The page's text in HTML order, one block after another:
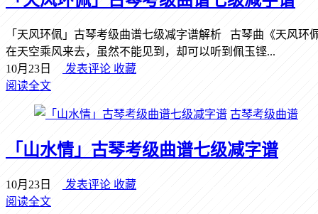
「天风环佩」古琴考级曲谱七级减字谱解析 古琴曲《天风
在天空乘风来去，虽然不能见到，却可以听到佩玉铿...
10月23日
发表评论 收藏
阅读全文
古琴考级曲谱
「山水情」古琴考级曲谱七级减字谱
10月23日 发表评论 收藏
阅读全文